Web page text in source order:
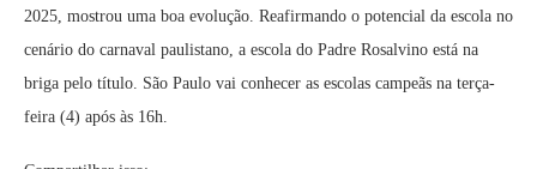
2025, mostrou uma boa evolução. Reafirmando o potencial da escola no
cenário do carnaval paulistano, a escola do Padre Rosalvino está na
briga pelo título. São Paulo vai conhecer as escolas campeãs na terça-
feira (4) após às 16h.